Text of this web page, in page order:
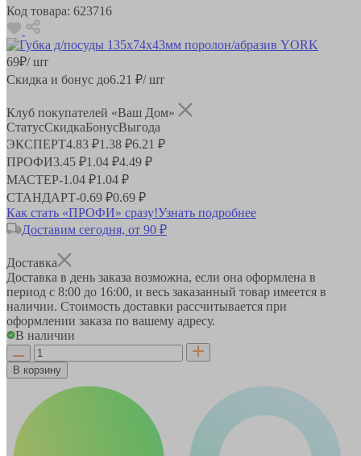
Код товара: 623716
69₽/ шт
Скидка и бонус до6.21 ₽/ шт
Клуб покупателей «Ваш Дом»
СтатусСкидкаБонусВыгода
ЭКСПЕРТ4.83 ₽1.38 ₽6.21 ₽
ПРОФИ3.45 ₽1.04 ₽4.49 ₽
МАСТЕР-1.04 ₽1.04 ₽
СТАНДАРТ-0.69 ₽0.69 ₽
Как стать «ПРОФИ» сразу!Узнать подробнее
Доставим сегодня, от 90 ₽
Доставка
Доставка в день заказа возможна, если она оформлена в
период с 8:00 до 16:00, и весь заказанный товар имеется в
наличии. Стоимость доставки рассчитывается при
оформлении заказа по вашему адресу.
В наличии
В корзину